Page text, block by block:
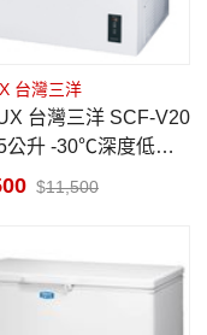
台灣三洋
台灣三洋 SCF-V20
公升 -30℃深度低溫
上掀 臥式冷凍櫃
11,500